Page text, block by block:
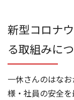
新型コロナ
る取組みに
一休さんのはな
様・社員の安全